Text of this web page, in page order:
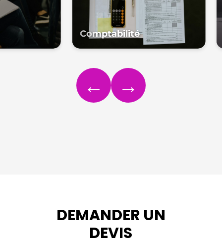
Comptabilité
← →
DEMANDER UN
DEVIS